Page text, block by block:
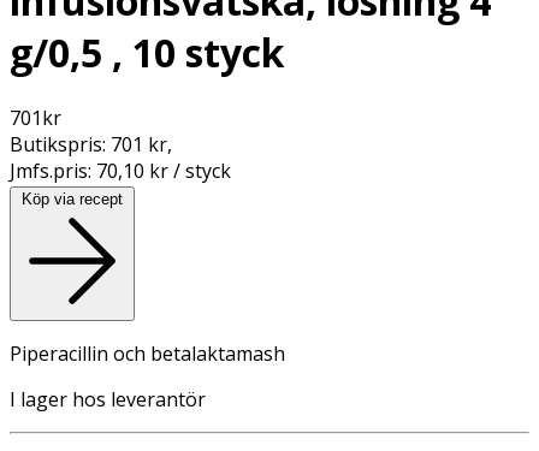
g/0,5 , 10 styck
701kr
Butikspris: 701 kr,
Jmfs.pris: 70,10 kr / styck
Köp via recept
Piperacillin och betalaktamash
I lager hos leverantör